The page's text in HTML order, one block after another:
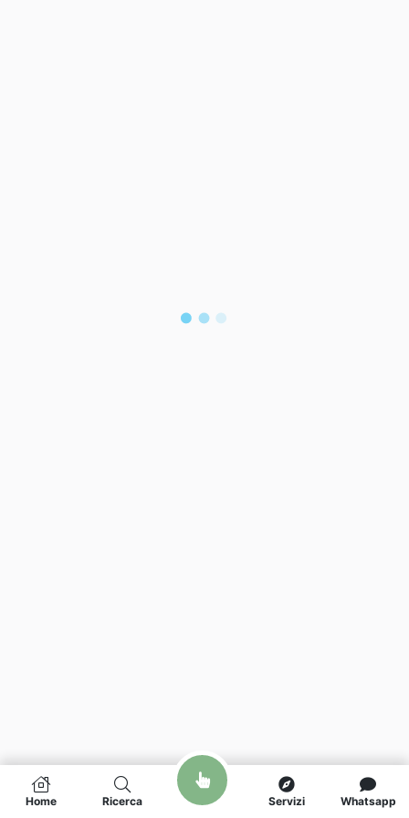
Home Ricerca Servizi Whatsapp